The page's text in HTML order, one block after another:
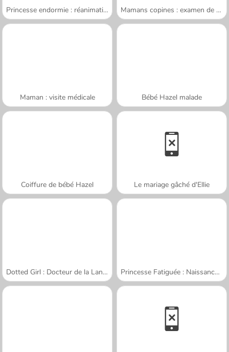
Princesse endormie : réanimation Mamans copines : examen de routine
Maman : visite médicale Bébé Hazel malade
Coiffure de bébé Hazel Le mariage gâché d'Ellie
Dotted Girl : Docteur de la Langue Princesse Fatiguée : Naissance des Jumeaux